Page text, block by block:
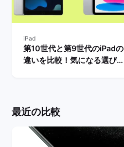
iPad
第10世代と第9世代のiPadの
違いを比較！気になる選び
最近の比較